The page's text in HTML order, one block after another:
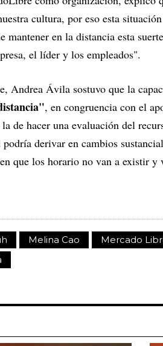
cultura, por eso esta
mantener en la distancia esta
el líder y los empleados".
Andrea Ávila sostuvo que la
, en congruencia con el
de hacer una evaluación del
derivar en cambios
que los horario no van a existir y
Melina Cao Mercado